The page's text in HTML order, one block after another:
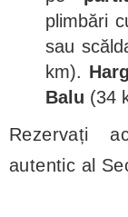
plimbări
sau
km).
Balu (34
Rezervați
autentic al